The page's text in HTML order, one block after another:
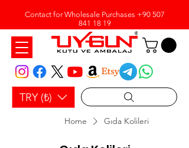
Contact for Wholesale Purchases +90 507
841 18 19
TRY (₺)
Home Gıda Kolileri